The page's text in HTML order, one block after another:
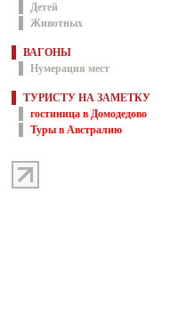
Детей
Животных
ВАГОНЫ
Нумерация мест
ТУРИСТУ НА ЗАМЕТКУ
гостиница в Домодедово
Туры в Австралию